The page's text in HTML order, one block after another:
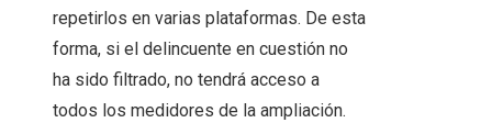
repetirlos en varias plataformas. De esta
forma, si el delincuente en cuestión no
ha sido filtrado, no tendrá acceso a
todos los medidores de la ampliación.